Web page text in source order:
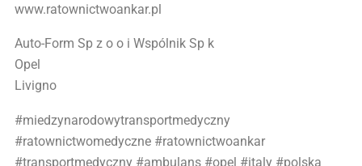
www.ratownictwoankar.pl
Auto-Form Sp z o o i Wspólnik Sp k
Opel
Livigno
#miedzynarodowytransportmedyczny
#ratownictwomedyczne #ratownictwoankar
#transportmedyczny #ambulans #opel #italy #polska